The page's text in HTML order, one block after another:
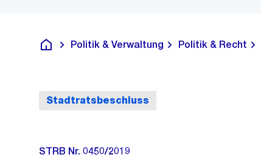
Deutsch
Politik & Verwaltung Politik & Recht
Stadtratsbeschluss
STRB Nr. 0450/2019